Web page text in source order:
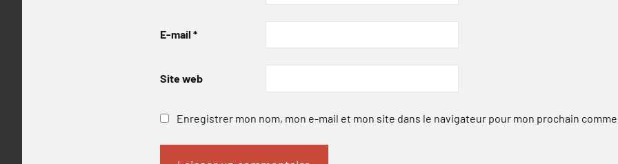
E-mail *
Site web
Enregistrer mon nom, mon e-mail et mon site dans le navigateur pour mon prochain